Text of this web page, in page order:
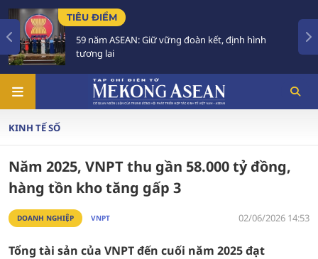
đoàn kết, định hình
Việt Nam để Quốc tang
KINH TẾ SỐ
Năm 2025, VNPT thu gần 58.000 tỷ đồng,
hàng tồn kho tăng gấp 3
DOANH NGHIỆP VNPT 02/06/2026 14:53
Tổng tài sản của VNPT đến cuối năm 2025 đạt